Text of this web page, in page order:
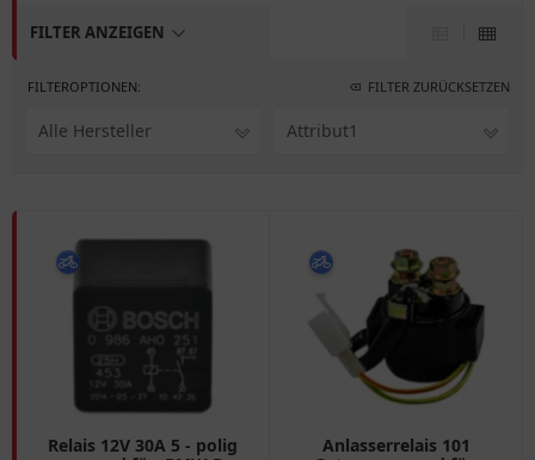
FILTER ANZEIGEN
FILTEROPTIONEN: FILTER ZURÜCKSETZEN
Alle Hersteller Attribut1
Relais 12V 30A 5 - polig
Anlasserrelais 101